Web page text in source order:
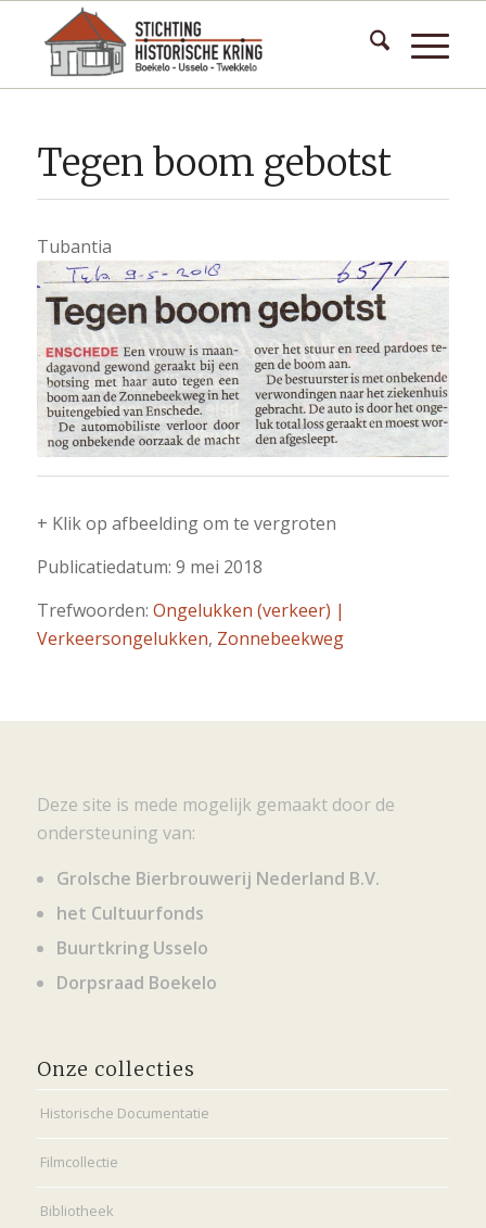
Tegen boom gebotst
Tubantia
+ Klik op afbeelding om te vergroten
Publicatiedatum: 9 mei 2018
Trefwoorden: Ongelukken (verkeer) |
Verkeersongelukken, Zonnebeekweg
Deze site is mede mogelijk gemaakt door de
ondersteuning van:
Grolsche Bierbrouwerij Nederland B.V.
het Cultuurfonds
Buurtkring Usselo
Dorpsraad Boekelo
Onze collecties
Historische Documentatie
Filmcollectie
Bibliotheek